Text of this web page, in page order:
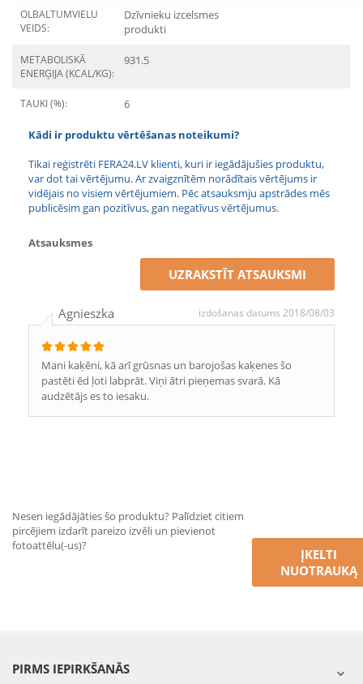
OLBALTUMVIELU
VEIDS:
Dzīvnieku izcelsmes
produkti
METABOLISKĀ
ENERĢIJA (KCAL/KG):
931.5
TAUKI (%): 6
Kādi ir produktu vērtēšanas noteikumi?
Tikai reģistrēti FERA24.LV klienti, kuri ir iegādājušies produktu,
var dot tai vērtējumu. Ar zvaigznītēm norādītais vērtējums ir
vidējais no visiem vērtējumiem. Pēc atsauksmju apstrādes mēs
publicēsim gan pozitīvus, gan negatīvus vērtējumus.
Atsauksmes
UZRAKSTĪT ATSAUKSMI
Agnieszka izdošanas datums 2018/08/03
Mani kaķēni, kā arī grūsnas un barojošas kaķenes šo
pastēti ēd ļoti labprāt. Viņi ātri pieņemas svarā. Kā
audzētājs es to iesaku.
Nesen iegādājāties šo produktu? Palīdziet citiem
pircējiem izdarīt pareizo izvēli un pievienot
fotoattēlu(-us)?
ĮKELTI
NUOTRAUKĄ
PIRMS IEPIRKŠANĀS